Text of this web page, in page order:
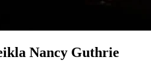
Nancy Guthrie